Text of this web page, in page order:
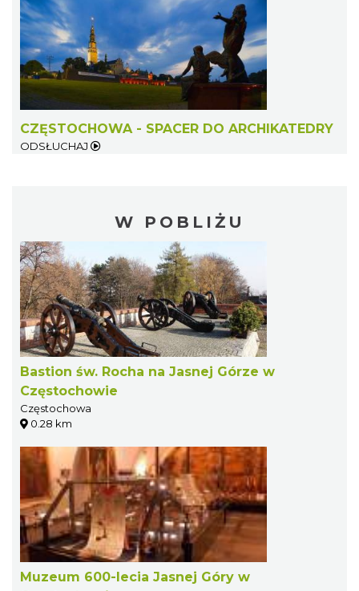
CZĘSTOCHOWA - SPACER DO ARCHIKATEDRY
ODSŁUCHAJ
W POBLIŻU
Bastion św. Rocha na Jasnej Górze w
Częstochowie
Częstochowa
0.28 km
Muzeum 600-lecia Jasnej Góry w